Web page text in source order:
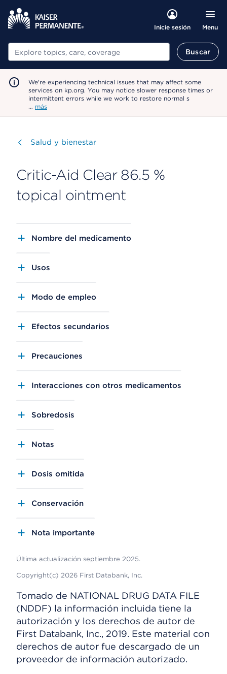
Inicie sesión Menu
Buscar Buscar
We're experiencing technical issues that may affect some
services on kp.org. You may notice slower response times or
intermittent errors while we work to restore normal s
… más
Visitar
Salud y bienestar
Critic-Aid Clear 86.5 %
topical ointment
Nombre del medicamento
Usos
Modo de empleo
Efectos secundarios
Precauciones
Interacciones con otros medicamentos
Sobredosis
Notas
Dosis omitida
Conservación
Nota importante
Última actualización septiembre 2025.
Copyright(c) 2026 First Databank, Inc.
Tomado de NATIONAL DRUG DATA FILE
(NDDF) la información incluida tiene la
autorización y los derechos de autor de
First Databank, Inc., 2019. Este material con
derechos de autor fue descargado de un
proveedor de información autorizado.